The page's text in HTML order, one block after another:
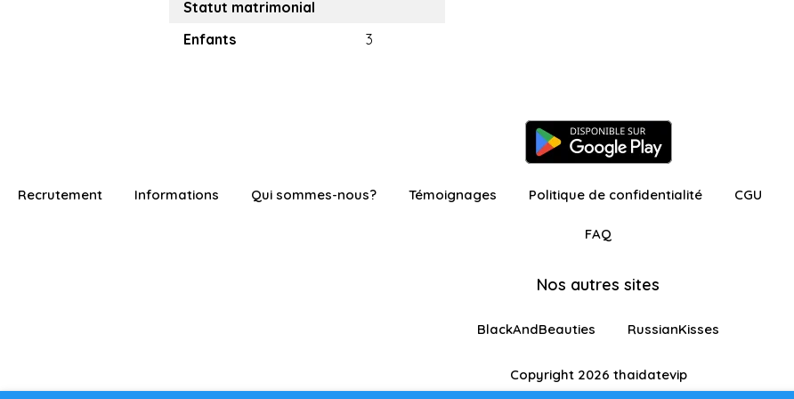
Statut matrimonial
Enfants
3
Recrutement Informations Qui sommes-nous? Témoignages Politique de confidentialité CGU
FAQ
Nos autres sites
BlackAndBeauties RussianKisses
Copyright 2026 thaidatevip